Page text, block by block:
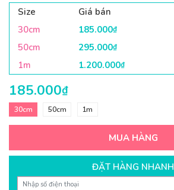
Size Giá bán
30cm
185.000₫
50cm 295.000₫
1m 1.200.000₫
185.000₫
30cm 50cm 1m
MUA HÀNG
ĐẶT HÀNG NHANH